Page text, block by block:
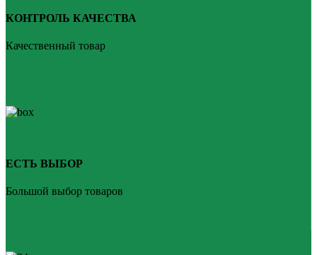
КОНТРОЛЬ КАЧЕСТВА
Качественный товар
ЕСТЬ ВЫБОР
Большой выбор товаров